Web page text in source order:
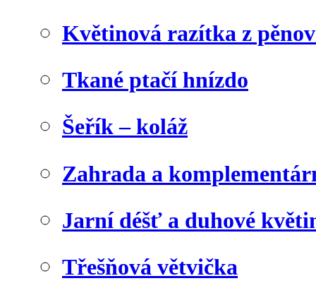
Květinová razítka z
Tkané ptačí hnízdo
Šeřík – koláž
Zahrada a
Jarní déšť a duhové
Třešňová větvička